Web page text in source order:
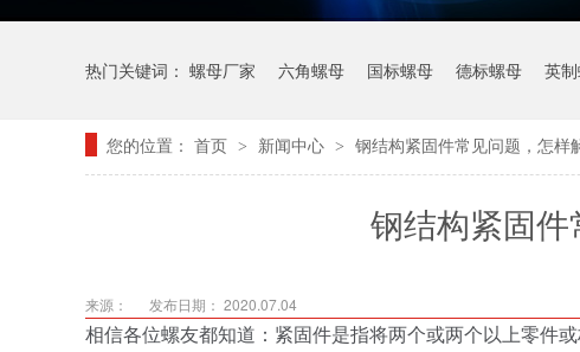
热门关键词： 螺母厂家 六角螺母 国标螺母 德标螺母 英
您的位置： 首页 > 新闻中心 > 钢结构紧固件常见问题，怎样
钢结构紧固件
来源：
发布日期： 2020.07.04
相信各位螺友都知道：紧固件是指将两个或两个以上零件